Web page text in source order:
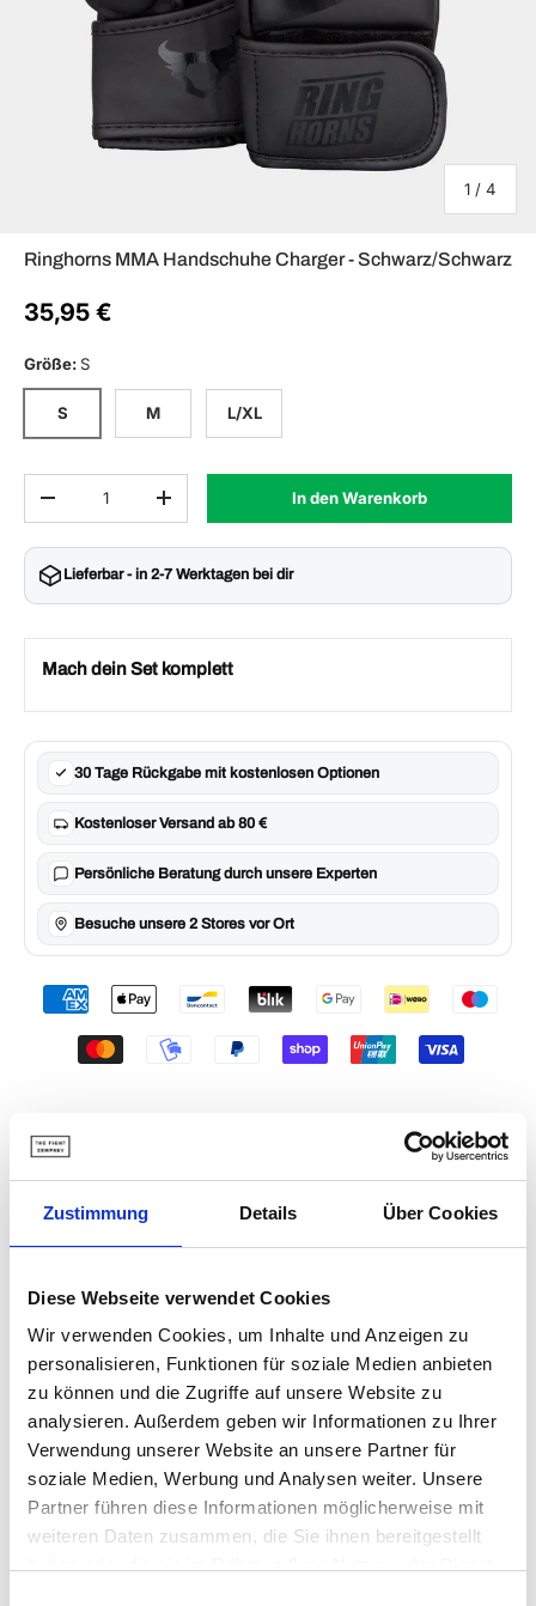
Zustimmung Details Über Cookies
Diese Webseite verwendet Cookies
Wir verwenden Cookies, um Inhalte und Anzeigen zu
personalisieren, Funktionen für soziale Medien anbieten
zu können und die Zugriffe auf unsere Website zu
analysieren. Außerdem geben wir Informationen zu Ihrer
Verwendung unserer Website an unsere Partner für
soziale Medien, Werbung und Analysen weiter. Unsere
Partner führen diese Informationen möglicherweise mit
weiteren Daten zusammen, die Sie ihnen bereitgestellt
1 / von
4
Ringhorns MMA Handschuhe Charger - Schwarz/Schwarz
35,95 €
Größe: S
S M L/XL
Lieferbar - in 2-7 Werktagen bei dir
Menge verringernMenge erhöhen In den Warenkorb
Mach dein Set komplett
30 Tage Rückgabe mit kostenlosen Optionen
Kostenloser Versand ab 80 €
Persönliche Beratung durch unsere Experten
Besuche unsere 2 Stores vor Ort
Tariq Osaro (GLORY), Yousri Belgaroui
(UFC) und
Company
Beschreibung
Versand und lieferung